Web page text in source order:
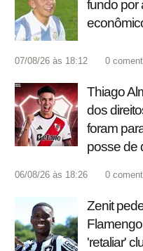
fundo por
07/08/26 às 18:12 0
Thiago
dos
foram
posse de
06/08/26 às 18:26 0
Zenit
'retaliar'